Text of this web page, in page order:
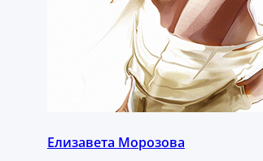
Елизавета Морозова